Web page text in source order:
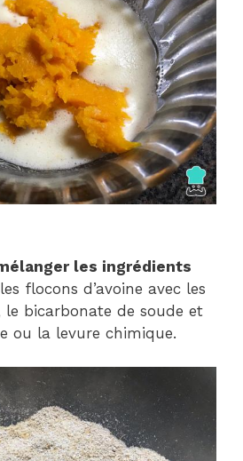
les ingrédients
flocons d’avoine avec les
le bicarbonate de soude et
ou la levure chimique.